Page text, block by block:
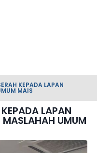
KEPADA LAPAN
MAIS
LAPAN
UMUM